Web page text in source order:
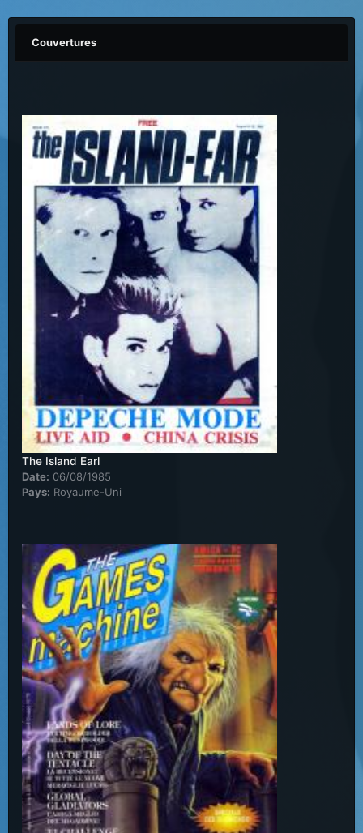
Couvertures
The Island Earl
Date: 06/08/1985
Pays: Royaume-Uni